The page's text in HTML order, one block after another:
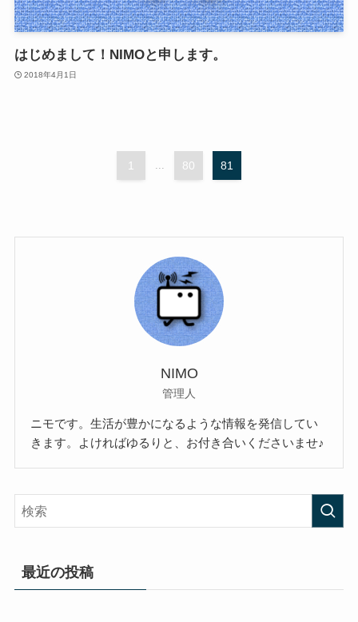
はじめまして！NIMOと申します。
2018年4月1日
1 ... 80 81
NIMO
管理人
ニモです。生活が豊かになるような情報を発信してい
きます。よければゆるりと、お付き合いくださいませ♪
最近の投稿